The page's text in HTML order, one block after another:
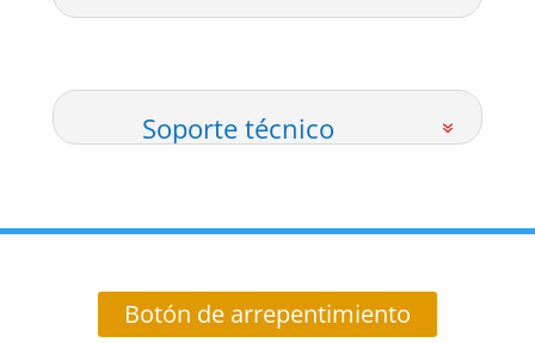
Soporte técnico
Botón de arrepentimiento